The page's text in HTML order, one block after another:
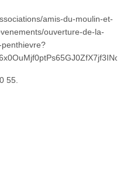
amis-du-moulin-et-
ouverture-de-la-
55.